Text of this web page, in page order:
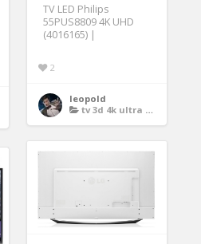
TV LED Philips
55PUS8809 4K UHD
(4016165) |
2
leopold
tv 3d 4k ultra definition